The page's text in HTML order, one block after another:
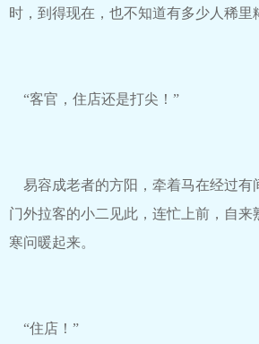
时，到得现在，也不知道有多少人稀里
“客官，住店还是打尖！”
易容成老者的方阳，牵着马在经过有
门外拉客的小二见此，连忙上前，自来
寒问暖起来。
“住店！”